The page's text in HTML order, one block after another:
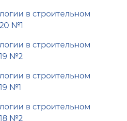
в строительном
№1
в строительном
№2
в строительном
№1
в строительном
№2